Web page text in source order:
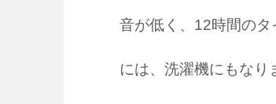
音が低く、12時間の
には、洗濯機にもなり